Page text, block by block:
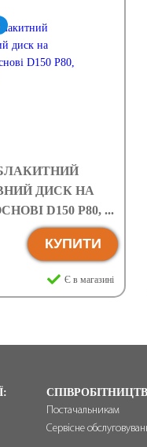
БЛАКИТНИЙ
ДИСК НА
D150 P80, ...
КУПИТИ
Є в магазині
Постачальникам
Сервісне